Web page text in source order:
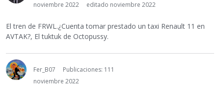
noviembre 2022
editado noviembre 2022
El tren de FRWL.¿Cuenta tomar prestado un taxi Renault 11 en
AVTAK?, El tuktuk de Octopussy.
Fer_B07
Publicaciones: 111
noviembre 2022